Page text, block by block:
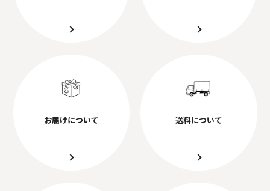
お届けについて 送料について